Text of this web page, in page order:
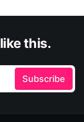
this.
Subscribe